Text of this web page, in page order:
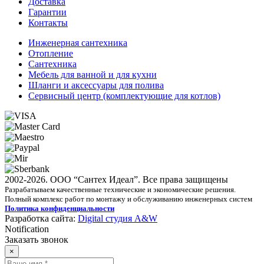
Гарантии
Контакты
Инженерная сантехника
Отопление
Сантехника
Мебель для ванной и для кухни
Шланги и аксессуары для полива
Сервисный центр (комплектующие для котлов)
2002-2026. ООО “Сантех Идеал”. Все права защищены
Разрабатываем качественные технические и экономические решения.
Полный комплекс работ по монтажу и обслуживанию инженерных систем
Политика конфиденциальности
Разработка сайта: Digital студия A&W
Notification
Заказать звонок
×